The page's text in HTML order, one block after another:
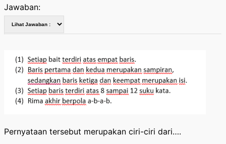
Jawaban:
Pernyataan tersebut merupakan ciri-ciri dari….